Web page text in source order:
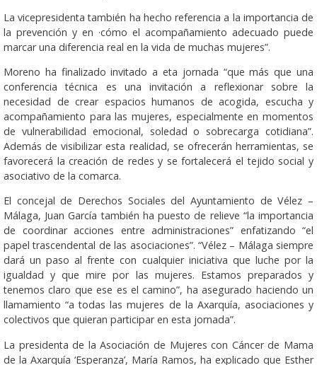
La vicepresidenta también ha hecho referencia a la importancia de
la prevención y en ·cómo el acompañamiento adecuado puede
marcar una diferencia real en la vida de muchas mujeres”.
Moreno ha finalizado invitado a eta jornada “que más que una
conferencia técnica es una invitación a reflexionar sobre la
necesidad de crear espacios humanos de acogida, escucha y
acompañamiento para las mujeres, especialmente en momentos
de vulnerabilidad emocional, soledad o sobrecarga cotidiana”.
Además de visibilizar esta realidad, se ofrecerán herramientas, se
favorecerá la creación de redes y se fortalecerá el tejido social y
asociativo de la comarca.
El concejal de Derechos Sociales del Ayuntamiento de Vélez –
Málaga, Juan García también ha puesto de relieve “la importancia
de coordinar acciones entre administraciones” enfatizando “el
papel trascendental de las asociaciones”. “Vélez – Málaga siempre
dará un paso al frente con cualquier iniciativa que luche por la
igualdad y que mire por las mujeres. Estamos preparados y
tenemos claro que ese es el camino”, ha asegurado haciendo un
llamamiento “a todas las mujeres de la Axarquía, asociaciones y
colectivos que quieran participar en esta jornada”.
La presidenta de la Asociación de Mujeres con Cáncer de Mama
de la Axarquía ‘Esperanza’, María Ramos, ha explicado que Esther